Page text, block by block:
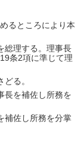
るところにより本
総理する。理事長
条2項に準じて理
る。
長を補佐し所務を
補佐し所務を分掌